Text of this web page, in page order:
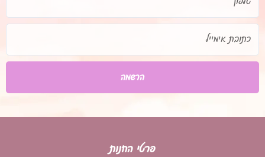
אימייל
הרשמה
פרטי החנות